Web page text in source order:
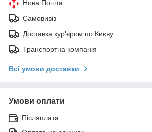
Нова Пошта
Самовивіз
Доставка кур'єром по Києву
Транспортна компанія
Всі умови доставки
Умови оплати
Післяплата